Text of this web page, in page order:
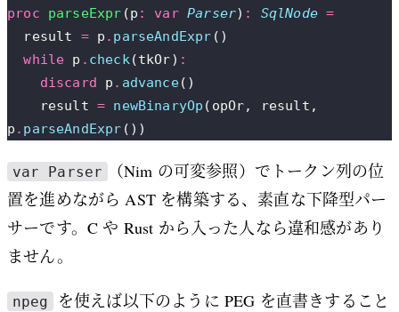
proc parseExpr (p : var Parser) : SqlNode =
  result
= p . parseAndExpr ()
  while
p . check (tkOr) :
    discard
p . advance()
    result
= newBinaryOp (opOr, result,
p . parseAndExpr ())
var Parser
（Nim の可変参照）でトークン列の位
置を進めながら AST を構築する、素直な下降型パー
サーです。C や Rust から入った人なら違和感があり
ません。
npeg
を使えば以下のように PEG を直書きすること